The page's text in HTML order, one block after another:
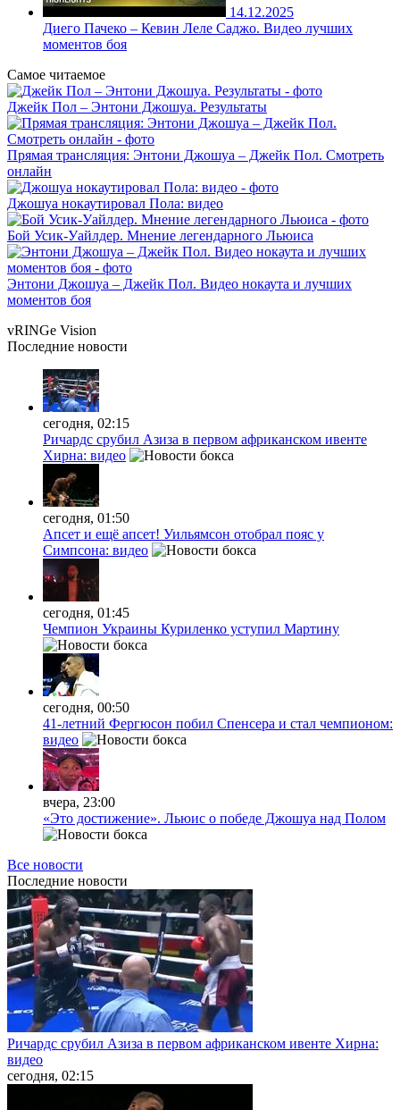
14.12.2025
Диего Пачеко – Кевин Леле Саджо. Видео лучших
моментов боя
Самое читаемое
Джейк Пол – Энтони Джошуа. Результаты
Прямая трансляция: Энтони Джошуа – Джейк Пол. Смотреть
онлайн
Джошуа нокаутировал Пола: видео
Бой Усик-Уайлдер. Мнение легендарного Льюиса
Энтони Джошуа – Джейк Пол. Видео нокаута и лучших
моментов боя
vRINGe Vision
Последние новости
сегодня, 02:15
Ричардс срубил Азиза в первом африканском ивенте
Хирна: видео
сегодня, 01:50
Апсет и ещё апсет! Уильямсон отобрал пояс у
Симпсона: видео
сегодня, 01:45
Чемпион Украины Куриленко уступил Мартину
сегодня, 00:50
41-летний Фергюсон побил Спенсера и стал чемпионом:
видео
вчера, 23:00
«Это достижение». Льюис о победе Джошуа над Полом
Все новости
Последние новости
Ричардс срубил Азиза в первом африканском ивенте Хирна:
видео
сегодня, 02:15